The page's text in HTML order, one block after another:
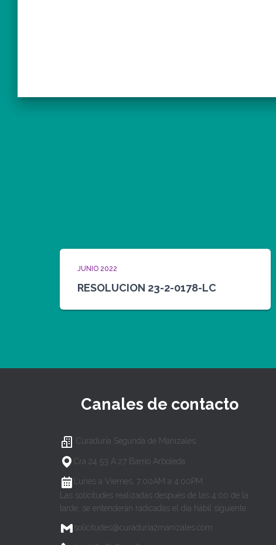
JUNIO 2022
RESOLUCION 23-2-0178-LC
Canales de contacto
Curaduría Segunda de Manizales
Cra 24 53 A 27 Barrio Arboleda
Lunes a Viernes, 7:00AM a 4:00PM
Las solicitudes realizadas después de las 4:00 de la
tarde, se entenderán radicadas el día hábil siguiente.
solicitudes@curaduria2manizales.com